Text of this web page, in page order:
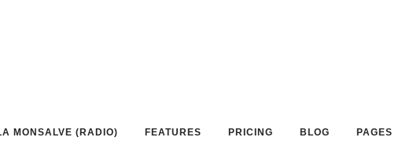
MONSALVE (RADIO) FEATURES PRICING BLOG PAGES